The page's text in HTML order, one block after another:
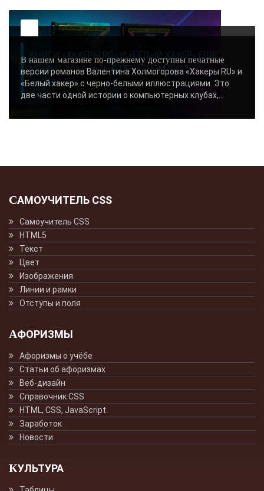
-- Люблю давать советы и очень не люблю, когда их дают мне.
КНИГИ «ХАКЕРЫ.RU» И «БЕЛЫЙ ХАКЕР» ЕЩЕ
МОЖНО ЗАКАЗАТЬ В ПЕЧАТНОМ ВИДЕ -
«НОВОСТИ»..
В нашем магазине по-прежнему доступны печатные
версии романов Валентина Холмогорова «Хакеры.RU» и
«Белый хакер» с черно-белыми иллюстрациями. Это
две части одной истории о компьютерных клубах,...
САМОУЧИТЕЛЬ CSS
Самоучитель CSS
HTML5
Текст
Цвет
Изображения
Линии и рамки
Отступы и поля
АФОРИЗМЫ
Афоризмы о учёбе
Статьи об афоризмах
Веб-дизайн
Справочник CSS
HTML, CSS, JavaScript.
Заработок
Новости
КУЛЬТУРА